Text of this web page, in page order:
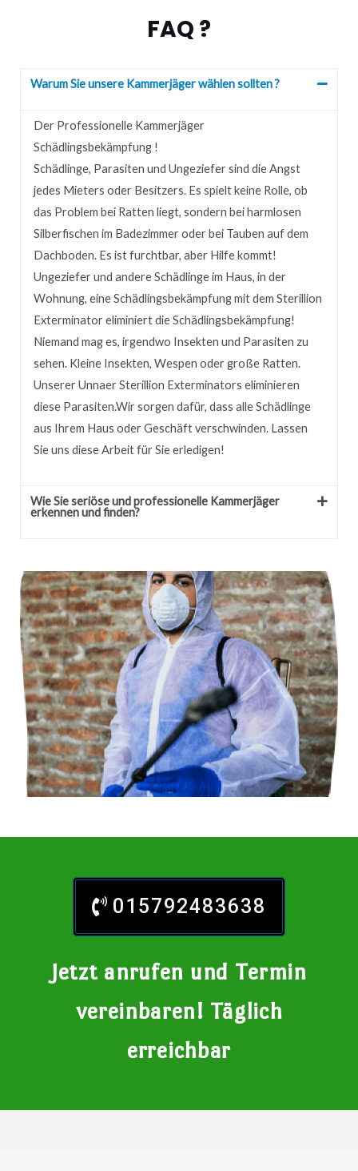
FAQ ?
Warum Sie unsere Kammerjäger wählen sollten ?
Der Professionelle Kammerjäger
Schädlingsbekämpfung !
Schädlinge, Parasiten und Ungeziefer sind die Angst
jedes Mieters oder Besitzers. Es spielt keine Rolle, ob
das Problem bei Ratten liegt, sondern bei harmlosen
Silberfischen im Badezimmer oder bei Tauben auf dem
Dachboden. Es ist furchtbar, aber Hilfe kommt!
Ungeziefer und andere Schädlinge im Haus, in der
Wohnung, eine Schädlingsbekämpfung mit dem Sterillion
Exterminator eliminiert die Schädlingsbekämpfung!
Niemand mag es, irgendwo Insekten und Parasiten zu
sehen. Kleine Insekten, Wespen oder große Ratten.
UnsererUnnaerSterillion Exterminators eliminieren
diese Parasiten.Wir sorgen dafür, dass alle Schädlinge
aus Ihrem Haus oder Geschäft verschwinden. Lassen
Sie uns diese Arbeit für Sie erledigen!
Wie Sie seriöse und professionelle Kammerjäger
erkennen und finden?
015792483638
Jetzt anrufen und Termin
vereinbaren! Täglich
erreichbar